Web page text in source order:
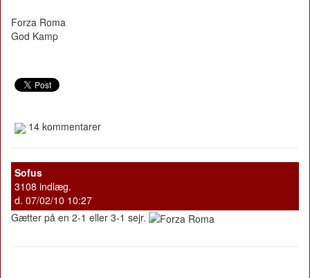
Forza Roma
God Kamp
14 kommentarer
Sofus
3108 indlæg.
d. 07/02/10 10:27
Gætter på en 2-1 eller 3-1 sejr.